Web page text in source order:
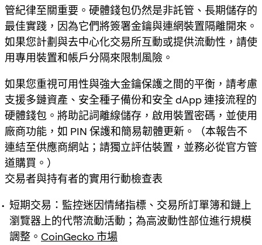
管紀律至關重要。硬體錢包仍然是非託管、長期儲存的
最佳實踐，因為它們將簽署金鑰與連網裝置隔離開來。
如果您計劃與去中心化交易所互動或提供流動性，請使
用專用裝置和帳戶分隔來限制風險。
如果您重視可用性與強大金鑰保護之間的平衡，請考慮
支援多鏈資產、安全種子備份和安全 dApp 連接流程的
硬體錢包。將助記詞離線儲存，啟用裝置密碼，並使用
廠商功能，如 PIN 保護和簡易韌體更新。（本報告不
連結至供應商網站；請獨立評估裝置，並務必從官方管
道購買。）
交易者與持有者的實用行動檢查表
短期交易：監控迷因情緒指標、交易所訂單簿和鏈上
瀏覽器上的代幣流動活動；為高波動性部位進行規模
調整。 CoinGecko 市場